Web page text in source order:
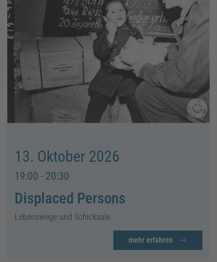
13. Oktober 2026
19:00 - 20:30
Displaced Persons
Lebenswege und Schicksale
mehr erfahren